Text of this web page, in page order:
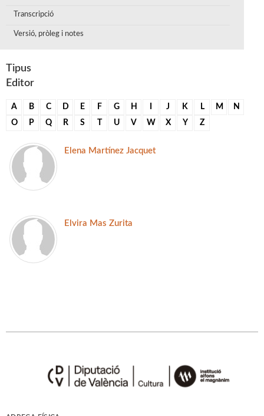
Transcripció
Versió, pròleg i notes
Tipus
Editor
A B C D E F G H J K L M
N
O
P Q R S T U V W X Y Z
Elena Martínez Jacquet
Elvira Mas Zurita